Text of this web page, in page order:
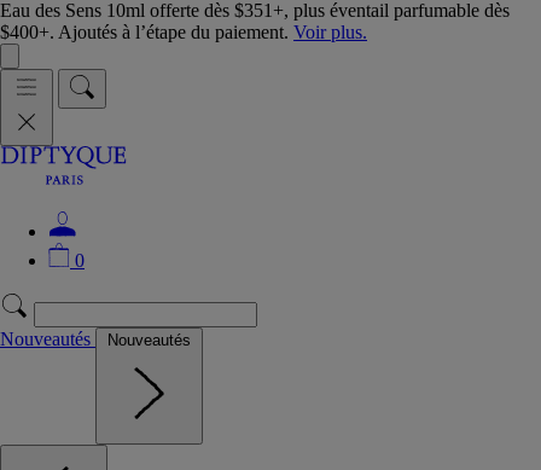
Eau des Sens 10ml offerte dès $351+, plus éventail parfumable dès
$400+. Ajoutés à l’étape du paiement. Voir plus.
0
Nouveautés Nouveautés